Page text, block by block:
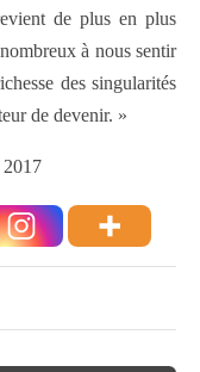
de plus en plus
à nous sentir
des singularités
de devenir. »